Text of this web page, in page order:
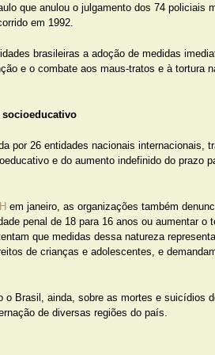
que anulou o julgamento dos 74 policiais
em 1992.
brasileiras a adoção de medidas
e o combate aos maus-tratos e à tortura
por 26 entidades nacionais internacionais,
e do aumento indefinido do prazo
em janeiro, as organizações também
penal de 18 para 16 anos ou aumentar o
que medidas dessa natureza
de crianças e adolescentes, e
o Brasil, ainda, sobre as mortes e suicídios
de diversas regiões do país.